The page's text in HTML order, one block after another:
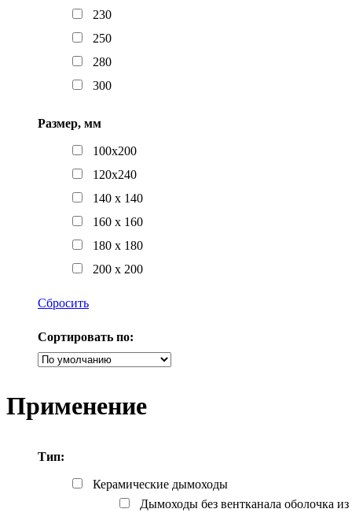
230
250
280
300
Размер, мм
100х200
120х240
140 x 140
160 x 160
180 x 180
200 x 200
Сбросить
Сортировать по:
Применение
Тип:
Керамические дымоходы
Дымоходы без вентканала оболочка из